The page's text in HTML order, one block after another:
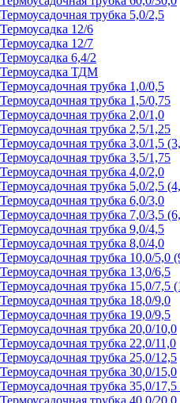
Термоусадочная трубка 5,0/2,5
Термоусадка 12/6
Термоусадка 12/7
Термоусадка 6,4/2
Термоусадка ТДМ
Термоусадочная трубка 1,0/0,5
Термоусадочная трубка 1,5/0,75
Термоусадочная трубка 2,0/1,0
Термоусадочная трубка 2,5/1,25
Термоусадочная трубка 3,0/1,5
Термоусадочная трубка 3,5/1,75
Термоусадочная трубка 4,0/2,0
Термоусадочная трубка 5,0/2,5
Термоусадочная трубка 6,0/3,0
Термоусадочная трубка 7,0/3,5
Термоусадочная трубка 9,0/4,5
Термоусадочная трубка 8,0/4,0
Термоусадочная трубка 10,0/5,0
Термоусадочная трубка 13,0/6,5
Термоусадочная трубка 15,0/7,5
Термоусадочная трубка 18,0/9,0
Термоусадочная трубка 19,0/9,5
Термоусадочная трубка 20,0/10,0
Термоусадочная трубка 22,0/11,0
Термоусадочная трубка 25,0/12,5
Термоусадочная трубка 30,0/15,0
Термоусадочная трубка 35,0/
Термоусадочная трубка 40,0/20,0